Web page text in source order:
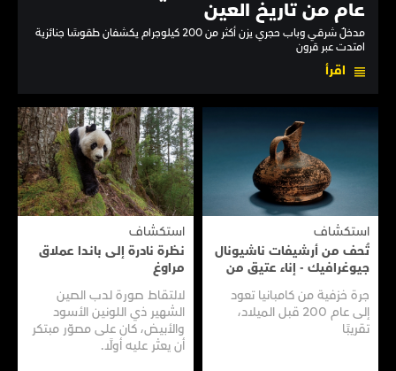
عام من تاريخ العين
مدخلٌ شرقي وباب حجري يزن أكثر من 200 كيلوجرام يكشفان طقوسًا جنائزية
امتدت عبر قرون
اقرأ
استكشاف
تُحف من أرشيفات ناشيونال
جيوغرافيك - إناء عتيق من
سفينـة عتيقـة
جرة خزفية من كامبانيا تعود
إلى عام 200 قبل الميلاد،
تقريبًا
استكشاف
نظرة نادرة إلى بانـدا عملاق
مراوغ
لالتقاط صورة لدب الصين
الشهير ذي اللونين الأسود
والأبيض، كان على مصوّر مبتكر
أن يعثر عليه أولًا.